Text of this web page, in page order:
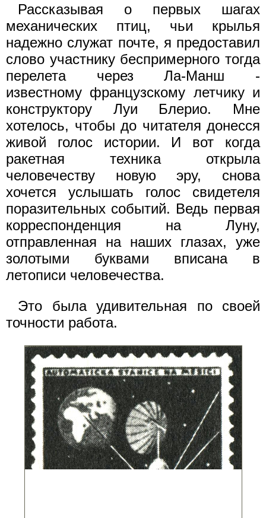
Рассказывая о первых шагах
механических птиц, чьи крылья
надежно служат почте, я предоставил
слово участнику беспримерного тогда
перелета через Ла-Манш -
известному французскому летчику и
конструктору Луи Блерио. Мне
хотелось, чтобы до читателя донесся
живой голос истории. И вот когда
ракетная техника открыла
человечеству новую эру, снова
хочется услышать голос свидетеля
поразительных событий. Ведь первая
корреспонденция на Луну,
отправленная на наших глазах, уже
золотыми буквами вписана в
летописи человечества.
Это была удивительная по своей
точности работа.